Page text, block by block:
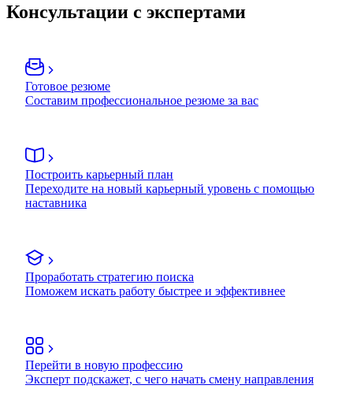
Консультации с экспертами
Готовое резюме
Составим профессиональное резюме за вас
Построить карьерный план
Переходите на новый карьерный уровень с помощью
наставника
Проработать стратегию поиска
Поможем искать работу быстрее и эффективнее
Перейти в новую профессию
Эксперт подскажет, с чего начать смену направления